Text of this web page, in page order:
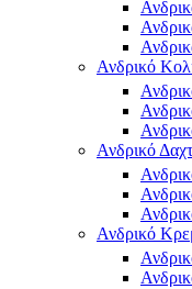
Ανδρικό
Ανδρικό
Ανδρικό